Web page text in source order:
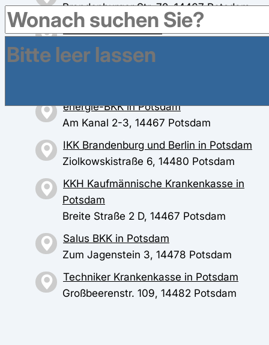
Brandenburger Str. 72, 14467 Potsdam
BARMER in Potsdam
Charlottenstr. 42, 14467 Potsdam
energie-BKK in Potsdam
Am Kanal 2-3, 14467 Potsdam
IKK Brandenburg und Berlin in Potsdam
Ziolkowskistraße 6, 14480 Potsdam
KKH Kaufmännische Krankenkasse in
Potsdam
Breite Straße 2 D, 14467 Potsdam
Salus BKK in Potsdam
Zum Jagenstein 3, 14478 Potsdam
Techniker Krankenkasse in Potsdam
Großbeerenstr. 109, 14482 Potsdam